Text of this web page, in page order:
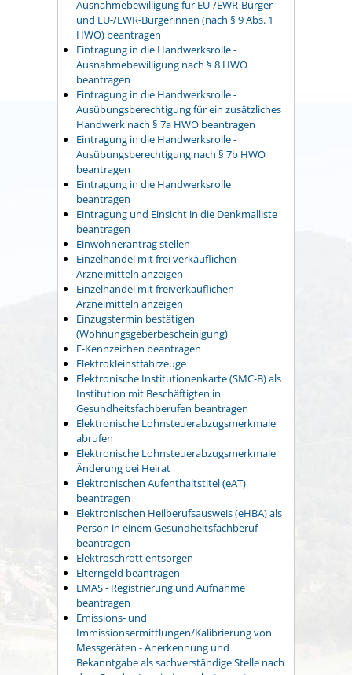
Ausnahmebewilligung für EU-/EWR-Bürger
und EU-/EWR-Bürgerinnen (nach § 9 Abs. 1
HWO) beantragen
Eintragung in die Handwerksrolle -
Ausnahmebewilligung nach § 8 HWO
beantragen
Eintragung in die Handwerksrolle -
Ausübungsberechtigung für ein zusätzliches
Handwerk nach § 7a HWO beantragen
Eintragung in die Handwerksrolle -
Ausübungsberechtigung nach § 7b HWO
beantragen
Eintragung in die Handwerksrolle
beantragen
Eintragung und Einsicht in die Denkmalliste
beantragen
Einwohnerantrag stellen
Einzelhandel mit frei verkäuflichen
Arzneimitteln anzeigen
Einzelhandel mit freiverkäuflichen
Arzneimitteln anzeigen
Einzugstermin bestätigen
(Wohnungsgeberbescheinigung)
E-Kennzeichen beantragen
Elektrokleinstfahrzeuge
Elektronische Institutionenkarte (SMC-B) als
Institution mit Beschäftigten in
Gesundheitsfachberufen beantragen
Elektronische Lohnsteuerabzugsmerkmale
abrufen
Elektronische Lohnsteuerabzugsmerkmale
Änderung bei Heirat
Elektronischen Aufenthaltstitel (eAT)
beantragen
Elektronischen Heilberufsausweis (eHBA) als
Person in einem Gesundheitsfachberuf
beantragen
Elektroschrott entsorgen
Elterngeld beantragen
EMAS - Registrierung und Aufnahme
beantragen
Emissions- und
Immissionsermittlungen/Kalibrierung von
Messgeräten - Anerkennung und
Bekanntgabe als sachverständige Stelle nach